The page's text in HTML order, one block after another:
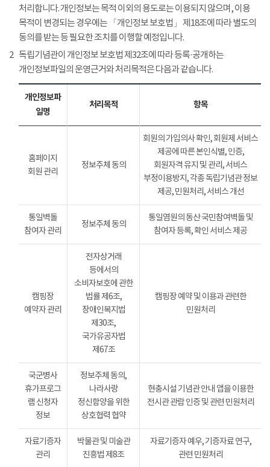
처리합니다. 개인정보는 목적 이외의 용도로는 이용되지 않으며, 이용
목적이 변경되는 경우에는 「개인정보 보호법」 제18조에 따라 별도의
동의를 받는 등 필요한 조치를 이행할 예정입니다.
2 독립기념관이 개인정보 보호법 제32조에 따라 등록·공개하는
개인정보파일의 운영근거와 처리목적은 다음과 같습니다.
개인정보파
일명
처리목적 항목
홈페이지
회원 관리
정보주체 동의
회원의 가입의사 확인, 회원제 서비스
제공에 따른 본인식별, 인증,
회원자격 유지 및 관리, 서비스
부정이용방지, 각종 독립기념관 정보
제공, 민원처리, 서비스 개선
통일벽돌
참여자 관리
정보주체 동의
통일염원의 동산 국민참여벽돌 및
참여자 등록, 확인 서비스 제공
캠핑장
예약자 관리
전자상거래
등에서의
소비자보호에 관한
법률 제6조,
장애인복지법
제30조,
국가유공자법
제67조
캠핑장 예약 및 이용과 관련한
민원처리
국군병사
휴가프로그
램 신청자
정보
정보주체 동의,
나라사랑
정신함양을 위한
상호협력 협약
현충시설 기념관 안내 앱을 이용한
전시관 관람 인증 및 관련 민원처리
자료기증자
관리
박물관 및 미술관
진흥법 제8조
자료기증자 예우, 기증자료 연구,
관련 민원처리